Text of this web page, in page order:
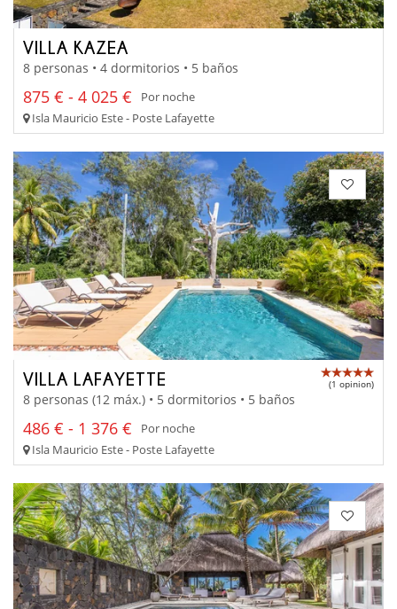
VILLA KAZEA
8 personas • 4 dormitorios • 5 baños
875 € - 4 025 €
Por noche
Isla Mauricio Este - Poste Lafayette
VILLA LAFAYETTE (1 opinion)
8 personas (12 máx.) • 5 dormitorios • 5 baños
486 € - 1 376 €
Por noche
Isla Mauricio Este - Poste Lafayette